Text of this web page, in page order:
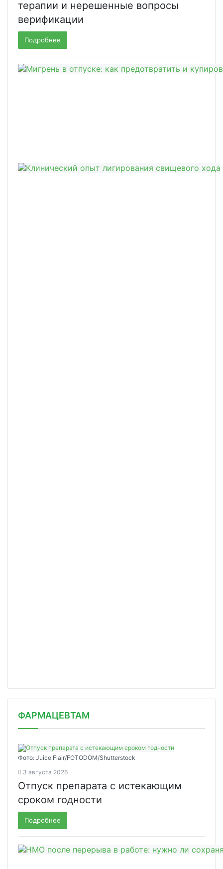
терапии и нерешенные вопросы
верификации
Подробнее
ФАРМАЦЕВТАМ
Фото: Juice Flair/FOTODOM/Shutterstoсk
3 августа 2026
Отпуск препарата с истекающим
сроком годности
Подробнее